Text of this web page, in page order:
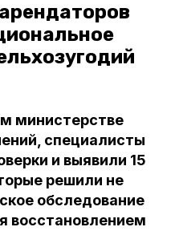
министерстве
специалисты
и выявили 15
решили не
обследование
восстановлением